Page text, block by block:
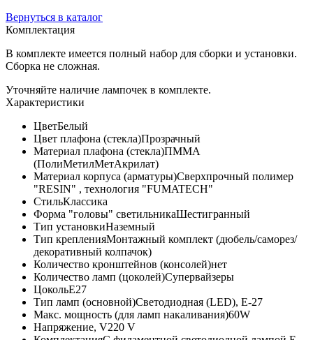
Вернуться в каталог
Комплектация
В комплекте имеется полный набор для сборки и установки.
Сборка не сложная.
Уточняйте наличие лампочек в комплекте.
Характеристики
ЦветБелый
Цвет плафона (стекла)Прозрачный
Материал плафона (стекла)ПММА
(ПолиМетилМетАкрилат)
Материал корпуса (арматуры)Сверхпрочный полимер
"RESIN" , технология "FUMATECH"
СтильКлассика
Форма "головы" светильникаШестигранный
Тип установкиНаземный
Тип крепленияМонтажный комплект (дюбель/саморез/
декоративный колпачок)
Количество кронштейнов (консолей)нет
Количество ламп (цоколей)Супервайзеры
ЦокольE27
Тип ламп (основной)Светодиодная (LED), Е-27
Макс. мощность (для ламп накаливания)60W
Напряжение, V220 V